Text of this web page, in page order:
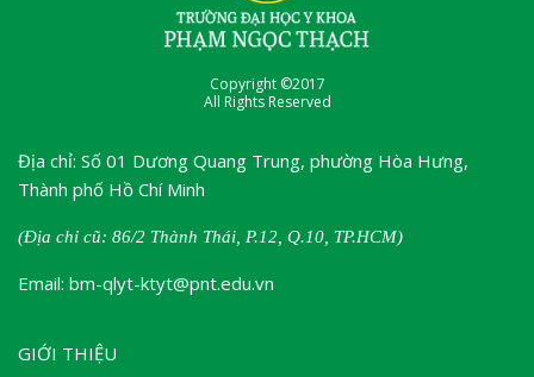
Copyright ©2017
All Rights Reserved
Địa chỉ: Số 01 Dương Quang Trung, phường Hòa Hưng,
Thành phố Hồ Chí Minh
(Địa chỉ cũ: 86/2 Thành Thái, P.12, Q.10, TP.HCM)
Email: bm-qlyt-ktyt@pnt.edu.vn
GIỚI THIỆU